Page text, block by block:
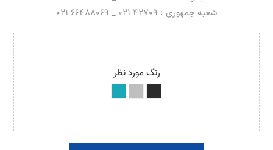
شعبه جمهوری : 42709 021 _ 66488069 021
رنگ مورد نظر